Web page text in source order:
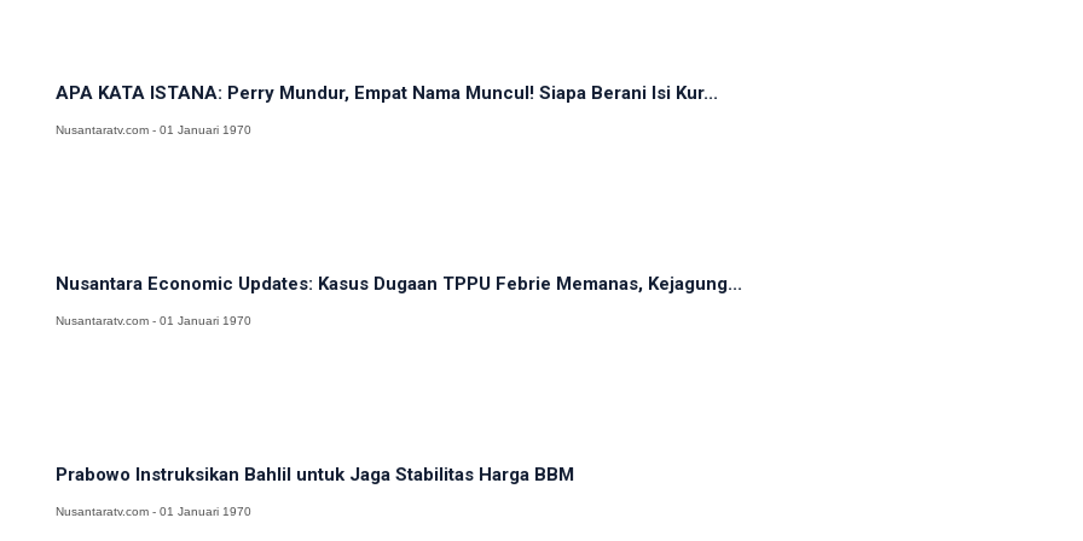
APA KATA ISTANA: Perry Mundur, Empat Nama Muncul! Siapa Berani Isi Kur...
Nusantaratv.com - 01 Januari 1970
Nusantara Economic Updates: Kasus Dugaan TPPU Febrie Memanas, Kejagung...
Nusantaratv.com - 01 Januari 1970
Prabowo Instruksikan Bahlil untuk Jaga Stabilitas Harga BBM
Nusantaratv.com - 01 Januari 1970